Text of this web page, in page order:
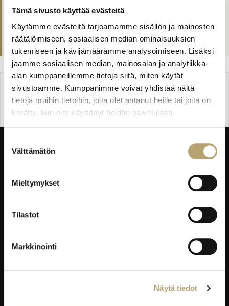
Tämä sivusto käyttää evästeitä
Käytämme evästeitä tarjoamamme sisällön ja mainosten
räätälöimiseen, sosiaalisen median ominaisuuksien
tukemiseen ja kävijämäärämme analysoimiseen. Lisäksi
jaamme sosiaalisen median, mainosalan ja analytiikka-
alan kumppaneillemme tietoja siitä, miten käytät
sivustoamme. Kumppanimme voivat yhdistää näitä
tietoja muihin tietoihin, joita olet antanut heille tai joita on
kerätty, kun olet käyttänyt heidän palvelujaan.
valinta
Välttämätön
Mieltymykset
Tilastot
Markkinointi
Näytä tiedot
02.06.2026 09:01
Edukossa juhlittiin uusia ammattilaisia
31.05.2026 21:14
JAA
Taitajantie 2B,
Laskutustiedot
EDUKO VERKOSSA
Wilma